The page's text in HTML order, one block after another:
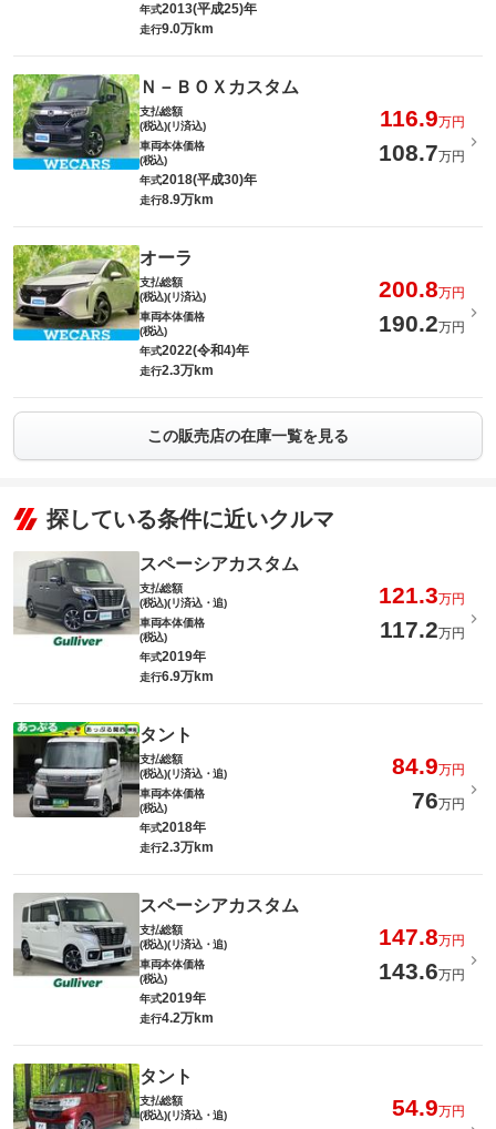
年式2013(平成25)年
走行9.0万km
Ｎ－ＢＯＸカスタム
支払総額
(税込)(リ済込)
116.9万円
車両本体価格
(税込)
108.7万円
年式2018(平成30)年
走行8.9万km
オーラ
支払総額
(税込)(リ済込)
200.8万円
車両本体価格
(税込)
190.2万円
年式2022(令和4)年
走行2.3万km
この販売店の在庫一覧を見る
探している条件に近いクルマ
スペーシアカスタム
支払総額
(税込)(リ済込・追)
121.3万円
車両本体価格
(税込)
117.2万円
年式2019年
走行6.9万km
タント
支払総額
(税込)(リ済込・追)
84.9万円
車両本体価格
(税込)
76万円
年式2018年
走行2.3万km
スペーシアカスタム
支払総額
(税込)(リ済込・追)
147.8万円
車両本体価格
(税込)
143.6万円
年式2019年
走行4.2万km
タント
支払総額
(税込)(リ済込・追)
54.9万円